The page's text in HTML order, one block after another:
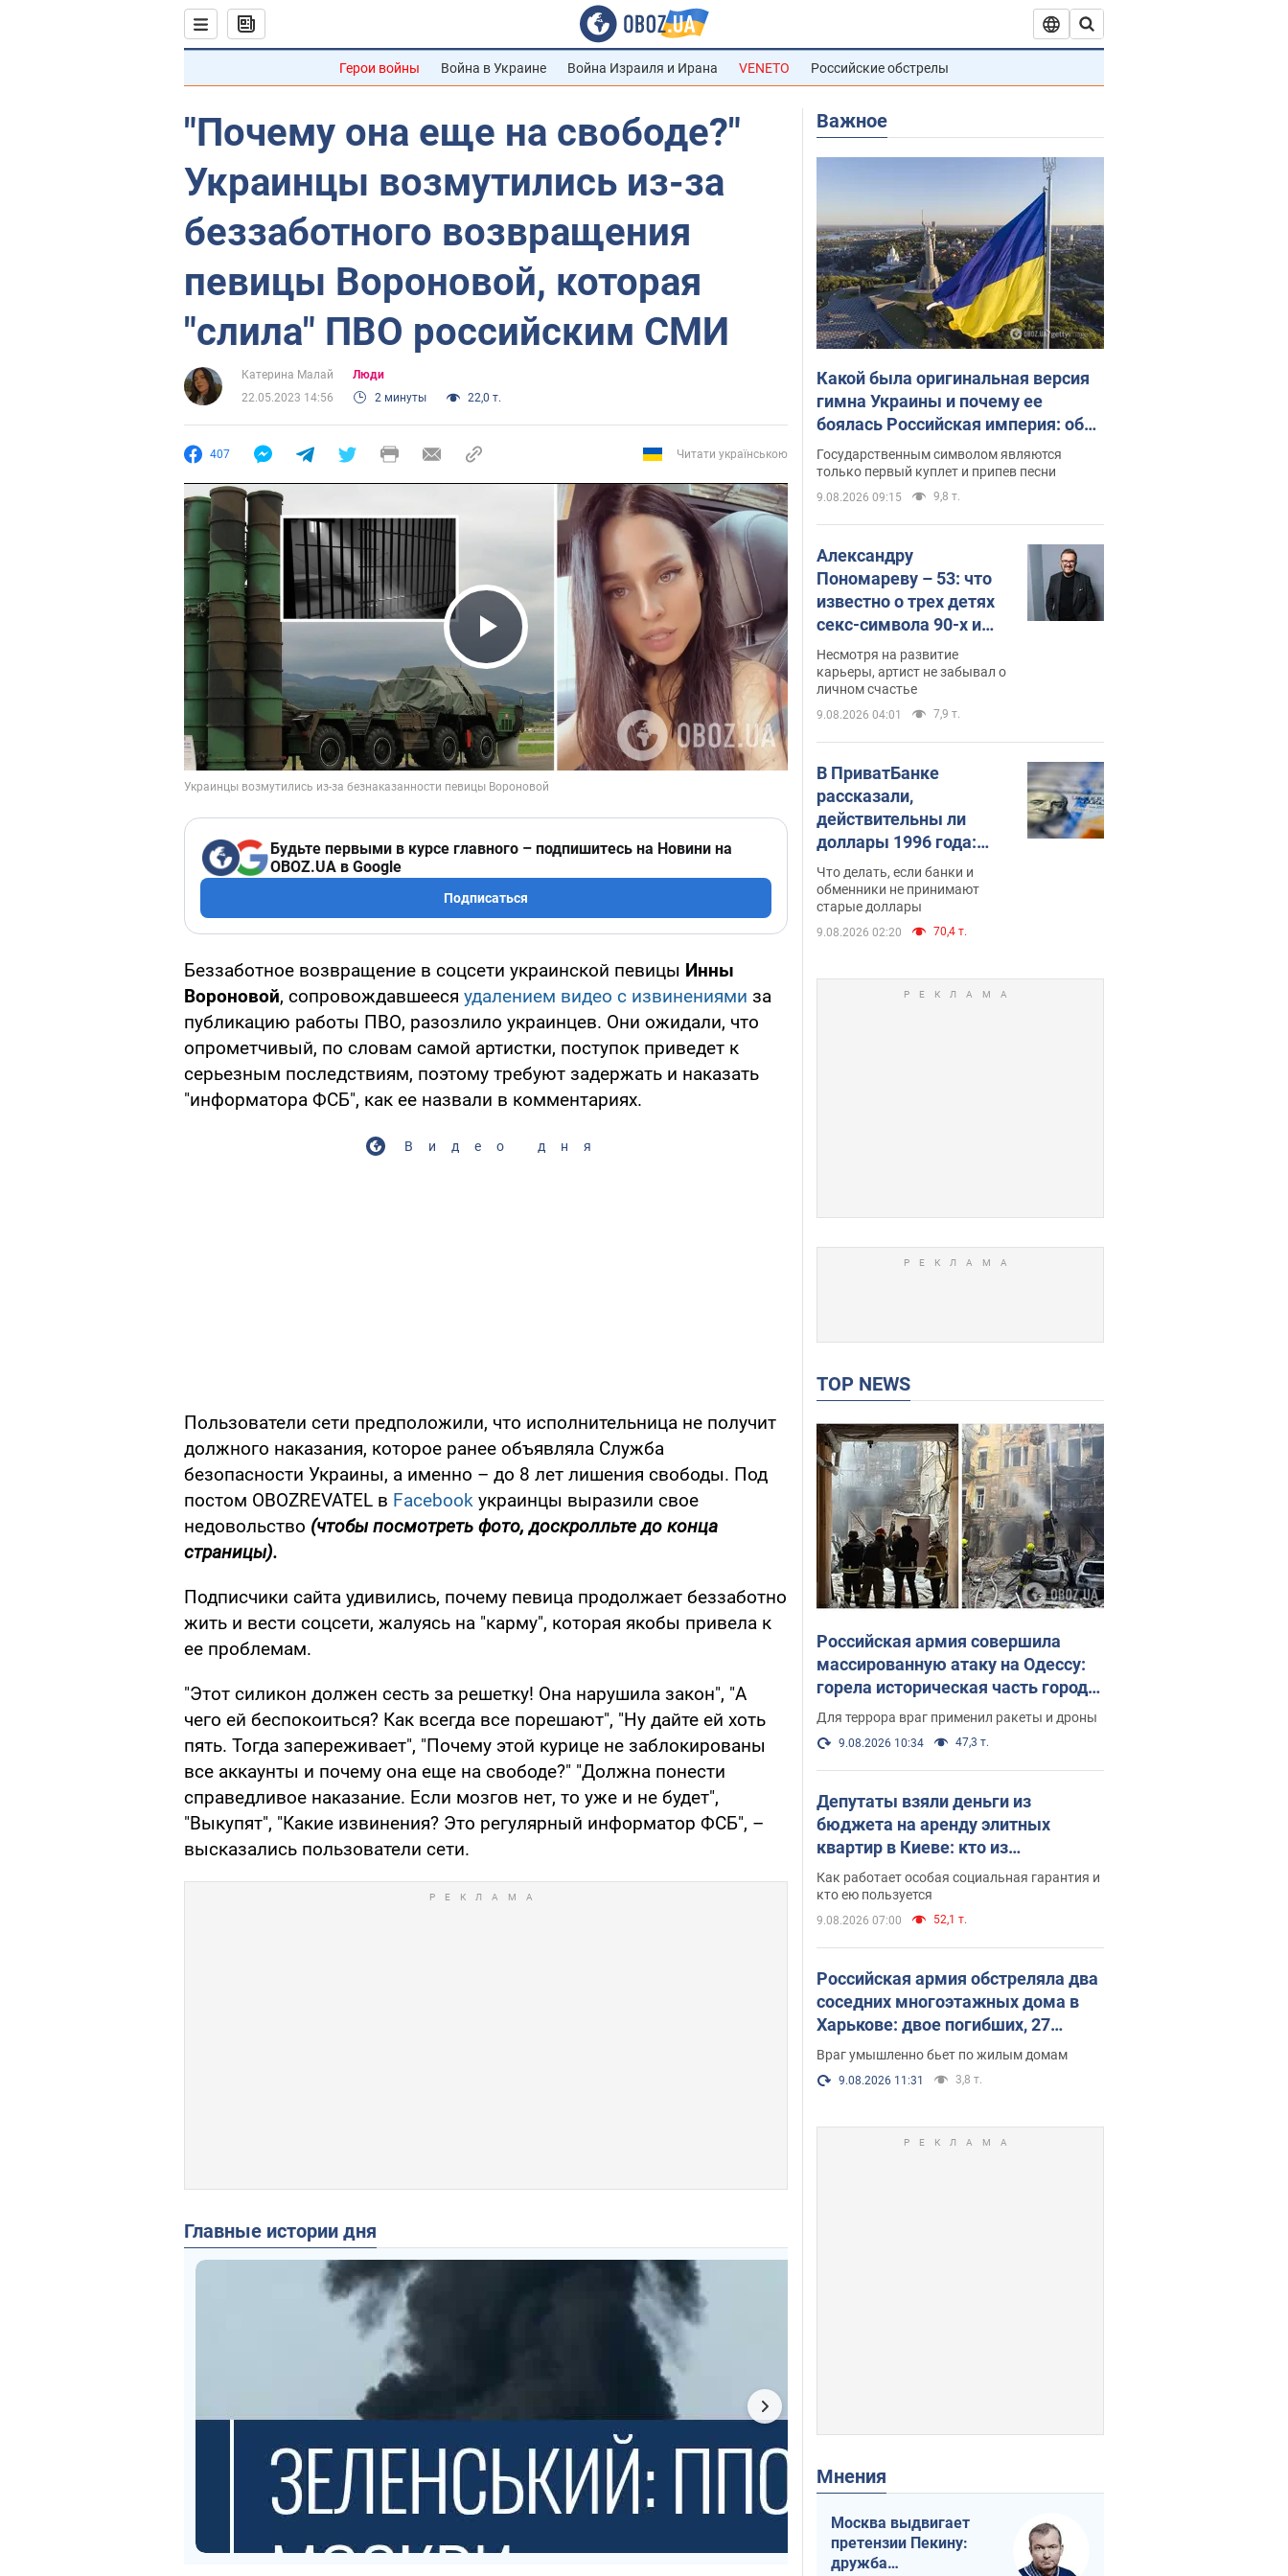
Герои войны Война в Украине Война Израиля и Ирана VENETO Российские обстрелы
"Почему она еще на свободе?"
Украинцы возмутились из-за
беззаботного возвращения
певицы Вороновой, которая
"слила" ПВО российским СМИ
Катерина Малай
Люди
22.05.2023 14:56
2 минуты 22,0 т.
407 Читати українською
Play Video
Будьте первыми в курсе главного – подпишитесь на Новини на
OBOZ.UA в Google
Подписаться
Беззаботное возвращение в соцсети украинской певицы Инны
Вороновой, сопровождавшееся удалением видео с извинениями за
публикацию работы ПВО, разозлило украинцев. Они ожидали, что
опрометчивый, по словам самой артистки, поступок приведет к
серьезным последствиям, поэтому требуют задержать и наказать
"информатора ФСБ", как ее назвали в комментариях.
Видео дня
Пользователи сети предположили, что исполнительница не получит
должного наказания, которое ранее объявляла Служба
безопасности Украины, а именно – до 8 лет лишения свободы. Под
постом OBOZREVATEL в Facebook украинцы выразили свое
недовольство (чтобы посмотреть фото, доскролльте до конца
страницы).
Подписчики сайта удивились, почему певица продолжает беззаботно
жить и вести соцсети, жалуясь на "карму", которая якобы привела к
ее проблемам.
"Этот силикон должен сесть за решетку! Она нарушила закон", "А
чего ей беспокоиться? Как всегда все порешают", "Ну дайте ей хоть
пять. Тогда запереживает", "Почему этой курице не заблокированы
все аккаунты и почему она еще на свободе?" "Должна понести
справедливое наказание. Если мозгов нет, то уже и не будет",
"Выкупят", "Какие извинения? Это регулярный информатор ФСБ", –
высказались пользователи сети.
Главные истории дня
Важное
Какой была оригинальная версия
гимна Украины и почему ее
боялась Российская империя: об
этом не рассказывают в школе
Государственным символом являются
только первый куплет и припев песни
9.08.2026 09:15 9,8 т.
Александру
Пономареву – 53: что
известно о трех детях
секс-символа 90-х и
как они выглядят
Несмотря на развитие
карьеры, артист не забывал о
личном счастье
9.08.2026 04:01 7,9 т.
В ПриватБанке
рассказали,
действительны ли
доллары 1996 года:
принимают ли
обменники и банки
такие купюры
Что делать, если банки и
обменники не принимают
старые доллары
9.08.2026 02:20 70,4 т.
TOP NEWS
Российская армия совершила
массированную атаку на Одессу:
горела историческая часть города,
есть пострадавшие. Фото и видео
Для террора враг применил ракеты и дроны
9.08.2026 10:34 47,3 т.
Депутаты взяли деньги из
бюджета на аренду элитных
квартир в Киеве: кто из
парламентариев просил средства
и где поселился
Как работает особая социальная гарантия и
кто ею пользуется
9.08.2026 07:00 52,1 т.
Российская армия обстреляла два
соседних многоэтажных дома в
Харькове: двое погибших, 27
пострадавших
Враг умышленно бьет по жилым домам
9.08.2026 11:31 3,8 т.
Мнения
Москва выдвигает
претензии Пекину:
дружба